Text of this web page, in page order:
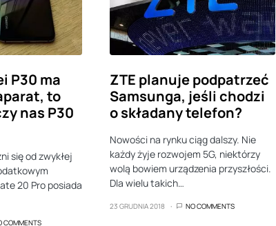
P30 ma
to
nas P30
się od zwykłej
20 Pro posiada
COMMENTS
ZTE planuje podpatrzeć
Samsunga, jeśli chodzi
o składany telefon?
Nowości na rynku ciąg dalszy. Nie
każdy żyje rozwojem 5G, niektórzy
wolą bowiem urządzenia przyszłości.
Dla wielu takich…
23 GRUDNIA 2018 NO COMMENTS